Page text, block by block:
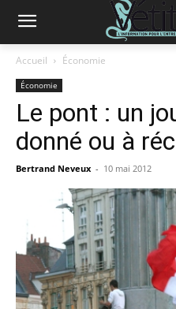
Accueil Économie
Économie
Le pont : un
donné ou à
Bertrand Neveux - 10 mai 2012